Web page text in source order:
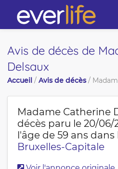
Avis de décès de
Delsaux
Accueil / Avis de décès/
Madame Catherine
décès paru le 20/06/
l'âge de 59 ans
Bruxelles-Capitale